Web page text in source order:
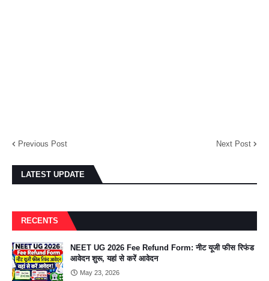
Previous Post Next Post
LATEST UPDATE
RECENTS
NEET UG 2026 Fee Refund Form: नीट यूजी फीस रिफंड
आवेदन शुरू, यहां से करें आवेदन
May 23, 2026